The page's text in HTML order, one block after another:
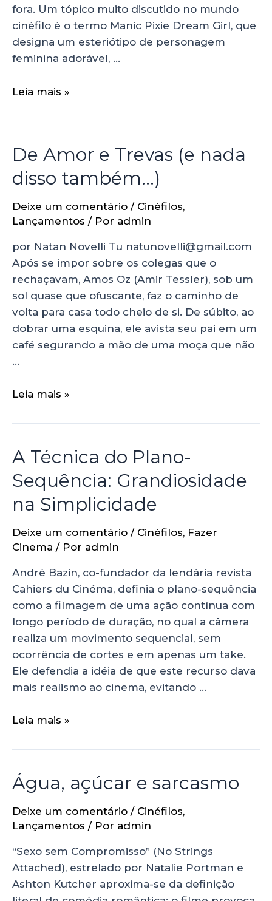
fora. Um tópico muito discutido no mundo
cinéfilo é o termo Manic Pixie Dream Girl, que
designa um esteriótipo de personagem
feminina adorável, …
Leia mais »
De Amor e Trevas (e nada
disso também…)
Deixe um comentário / Cinéfilos,
Lançamentos / Por admin
por Natan Novelli Tu natunovelli@gmail.com
Após se impor sobre os colegas que o
rechaçavam, Amos Oz (Amir Tessler), sob um
sol quase que ofuscante, faz o caminho de
volta para casa todo cheio de si. De súbito, ao
dobrar uma esquina, ele avista seu pai em um
café segurando a mão de uma moça que não
…
Leia mais »
A Técnica do Plano-
Sequência: Grandiosidade
na Simplicidade
Deixe um comentário / Cinéfilos, Fazer
Cinema / Por admin
André Bazin, co-fundador da lendária revista
Cahiers du Cinéma, definia o plano-sequência
como a filmagem de uma ação contínua com
longo período de duração, no qual a câmera
realiza um movimento sequencial, sem
ocorrência de cortes e em apenas um take.
Ele defendia a idéia de que este recurso dava
mais realismo ao cinema, evitando …
Leia mais »
Água, açúcar e sarcasmo
Deixe um comentário / Cinéfilos,
Lançamentos / Por admin
“Sexo sem Compromisso” (No Strings
Attached), estrelado por Natalie Portman e
Ashton Kutcher aproxima-se da definição